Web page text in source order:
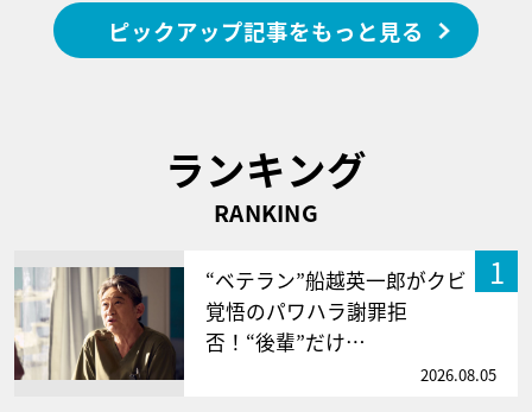
ピックアップ記事をもっと見る
ランキング
RANKING
1
“ベテラン”船越英一郎がクビ
覚悟のパワハラ謝罪拒
否！“後輩”だけ…
2026.08.05